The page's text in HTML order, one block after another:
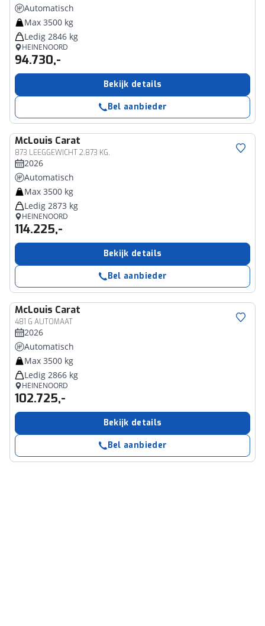
Automatisch
Max 3500 kg
Ledig 2846 kg
HEINENOORD
94.730,-
Bekijk details
Bel aanbieder
McLouis Carat
873 LEEGGEWICHT 2.873 KG.
2026
Automatisch
Max 3500 kg
Ledig 2873 kg
HEINENOORD
114.225,-
Bekijk details
Bel aanbieder
McLouis Carat
481 G AUTOMAAT
2026
Automatisch
Max 3500 kg
Ledig 2866 kg
HEINENOORD
102.725,-
Bekijk details
Bel aanbieder